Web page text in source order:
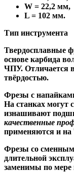
W = 22,2 мм,
L = 102 мм.
Тип инструмента
Твердосплавные
основе карбида
ЧПУ. Отличается
твёрдостью.
Фрезы с
На станках могут
изнашивают
качественные
применяются и
Фрезы со
длительной
заменимы по мере